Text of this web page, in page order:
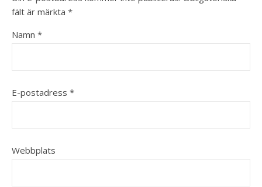
fält är märkta *
Namn *
E-postadress *
Webbplats